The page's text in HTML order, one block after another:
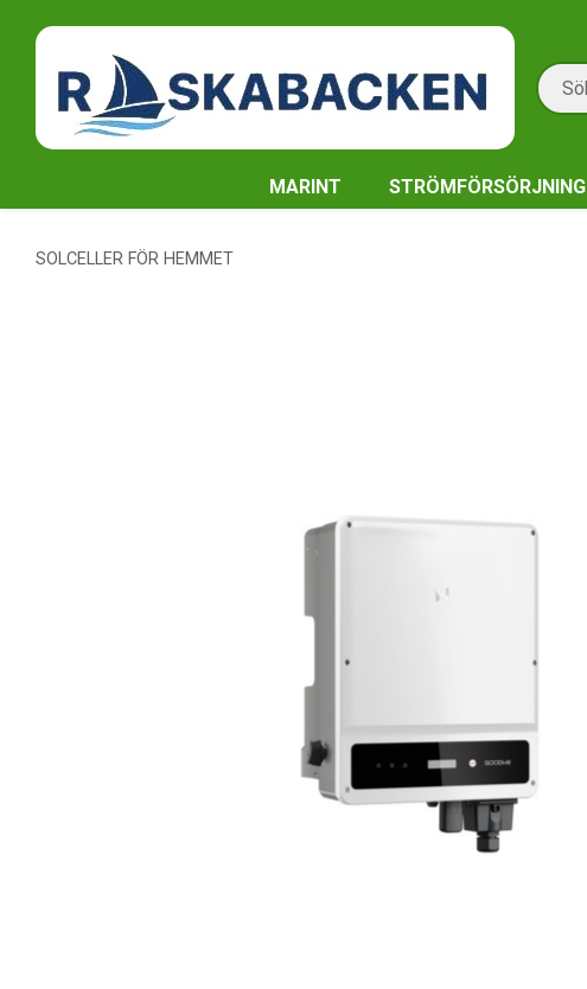
MARINT STRÖMFÖRSÖRJNING
SOLCELLER FÖR HEMMET